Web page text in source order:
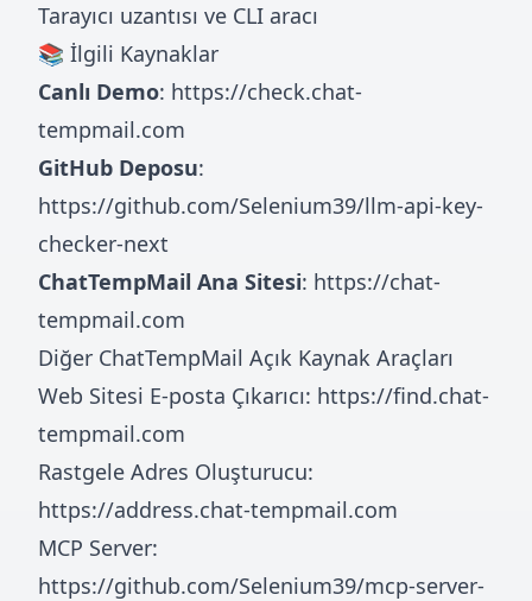
Tarayıcı uzantısı ve CLI aracı
📚 İlgili Kaynaklar
Canlı Demo: https://check.chat-
tempmail.com
GitHub Deposu:
https://github.com/Selenium39/llm-api-key-
checker-next
ChatTempMail Ana Sitesi: https://chat-
tempmail.com
Diğer ChatTempMail Açık Kaynak Araçları
Web Sitesi E-posta Çıkarıcı: https://find.chat-
tempmail.com
Rastgele Adres Oluşturucu:
https://address.chat-tempmail.com
MCP Server:
https://github.com/Selenium39/mcp-server-